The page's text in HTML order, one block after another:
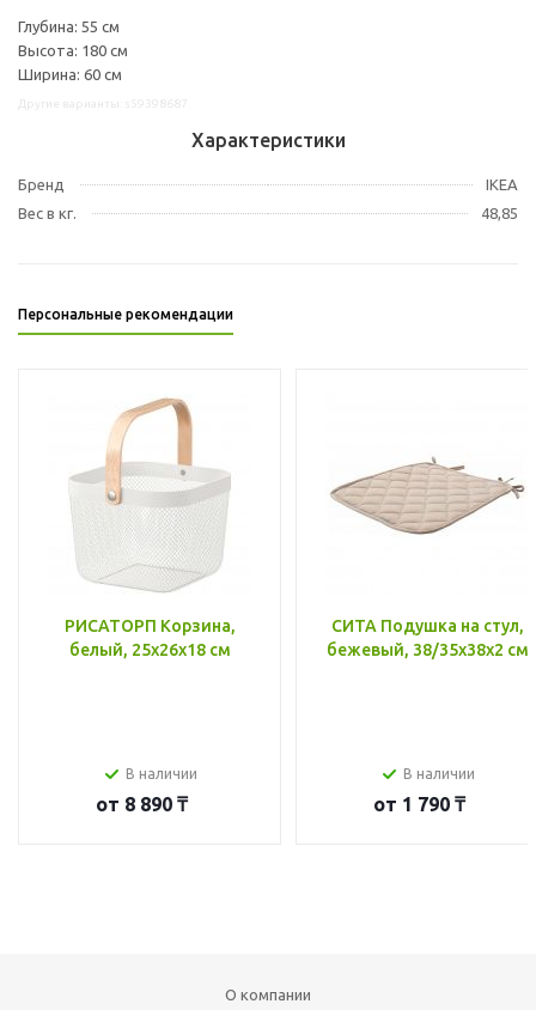
Глубина: 55 см
Высота: 180 см
Ширина: 60 см
Характеристики
Бренд
IKEA
Вес в кг.
48,85
Персональные рекомендации
РИСАТОРП Корзина,
белый, 25x26x18 см
В наличии
от 8 890 ₸
СИТА Подушка на стул,
бежевый, 38/35x38x2 см
В наличии
от 1 790 ₸
О компании